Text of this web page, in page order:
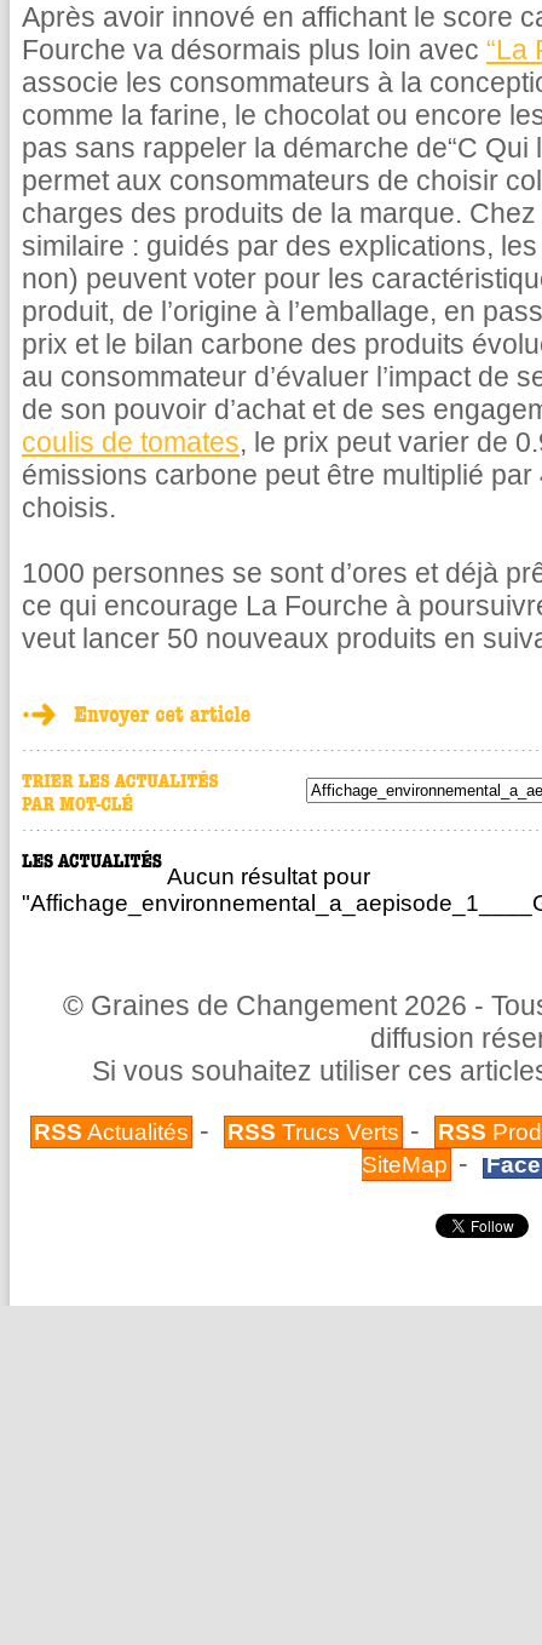
Après avoir innové en affichant le score
Fourche va désormais plus loin avec “La
associe les consommateurs à la
comme la farine, le chocolat ou encore
pas sans rappeler la démarche de“C Qui
permet aux consommateurs de choisir
charges des produits de la marque.
similaire : guidés par des explications,
non) peuvent voter pour les
produit, de l’origine à l’emballage, en
prix et le bilan carbone des produits
au consommateur d’évaluer l’impact de
de son pouvoir d’achat et de ses
coulis de tomates, le prix peut varier de
émissions carbone peut être multiplié
choisis.
1000 personnes se sont d’ores et déjà
ce qui encourage La Fourche à
veut lancer 50 nouveaux produits en
Aucun résultat pour
© Graines de Changement 2026 -
diffusion
Si vous souhaitez utiliser ces
RSS Actualités - RSS Trucs Verts - RSS
SiteMap -